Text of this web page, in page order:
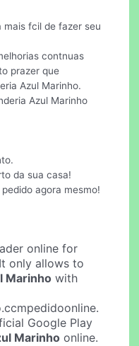
mais fcil de fazer seu
contnuas
prazer que
Azul Marinho.
Azul Marinho
da sua casa!
agora mesmo!
online for
only allows to
Marinho with
Google Play
Marinho online.